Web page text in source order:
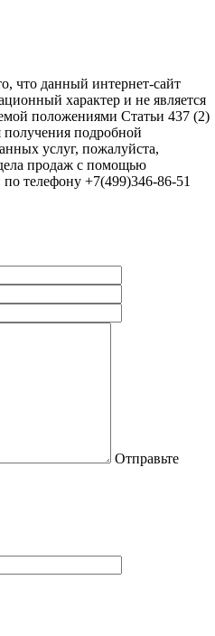
что данный интернет-сайт
характер и не является
положениями Статьи 437 (2)
подробной
услуг, пожалуйста,
продаж с помощью
телефону +7(499)346-86-51
Отправьте